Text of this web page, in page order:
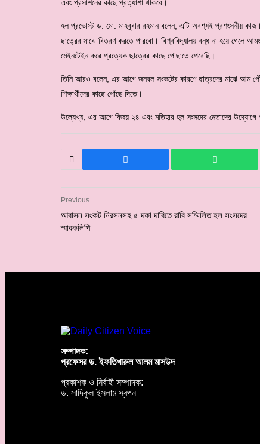
এবং প্রসাশনের কাছে প্রত্যাশা থাকবে।
হল প্রভোস্ট ড. মো. মাহবুবার রহমান বলেন, এটি অবশ্যই প্রশংসনীয়
ছাত্রের মাঝে বিতরণ করতে পারবো। বিশ্ববিদ্যালয় বন্ধ না হয়ে গেলে
মেইনটেইন করে প্রত্যেক ছাত্রের কাছে পৌছাতে পেরেছি।
তিনি আরও বলেন, এর আগে জনবল সংকটের কারণে ছাত্রদের মাঝে আম
শিক্ষার্থীদের কাছে পৌঁছে দিতে।
উল্যেখ্য, এর আগে বিজয় ২৪ এবং মতিহার হল সংসদের নেতাদের উদ্যোগে
Previous
আবাসন সংকট নিরসনসহ ৫ দফা দাবিতে রাবি সম্মিলিত হল সংসদের
স্মারকলিপি
সম্পাদক:
প্রফেসর ড. ইফতিখারুল আলম মাসউদ
প্রকাশক ও নির্বাহী সম্পাদক:
ড. সাদিকুল ইসলাম স্বপন